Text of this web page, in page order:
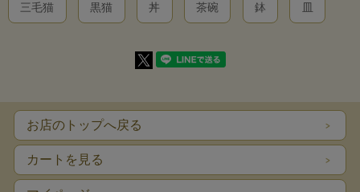
三毛猫 黒猫 丼 茶碗 鉢 皿
お店のトップへ戻る
カートを見る